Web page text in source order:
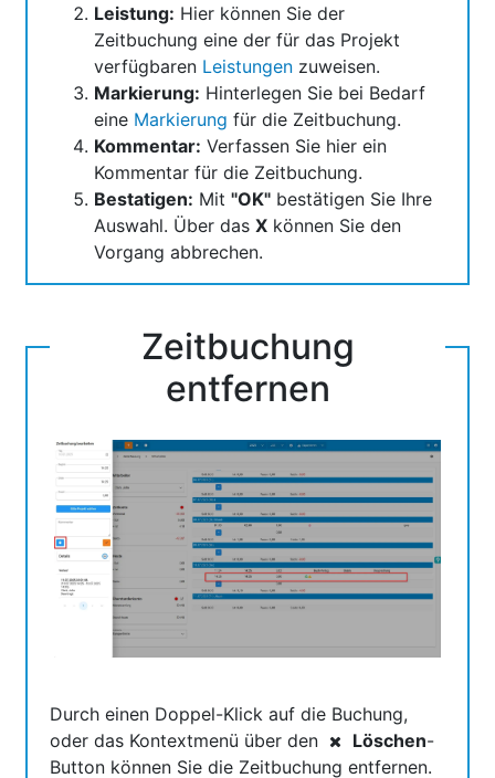
Leistung: Hier können Sie der
Zeitbuchung eine der für das Projekt
verfügbaren Leistungen zuweisen.
Markierung: Hinterlegen Sie bei Bedarf
eine Markierung für die Zeitbuchung.
Kommentar: Verfassen Sie hier ein
Kommentar für die Zeitbuchung.
Bestatigen: Mit "OK" bestätigen Sie Ihre
Auswahl. Über das X können Sie den
Vorgang abbrechen.
Zeitbuchung
entfernen
Durch einen Doppel-Klick auf die Buchung,
oder das Kontextmenü über den
Löschen-
Button können Sie die Zeitbuchung entfernen.